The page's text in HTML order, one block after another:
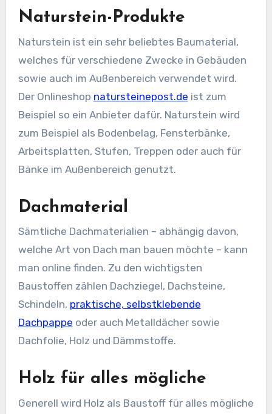
Naturstein-Produkte
Naturstein ist ein sehr beliebtes Baumaterial,
welches für verschiedene Zwecke in Gebäuden
sowie auch im Außenbereich verwendet wird.
Der Onlineshop natursteinepost.de ist zum
Beispiel so ein Anbieter dafür. Naturstein wird
zum Beispiel als Bodenbelag, Fensterbänke,
Arbeitsplatten, Stufen, Treppen oder auch für
Bänke im Außenbereich genutzt.
Dachmaterial
Sämtliche Dachmaterialien – abhängig davon,
welche Art von Dach man bauen möchte – kann
man online finden. Zu den wichtigsten
Baustoffen zählen Dachziegel, Dachsteine,
Schindeln, praktische, selbstklebende
Dachpappe oder auch Metalldächer sowie
Dachfolie, Holz und Dämmstoffe.
Holz für alles mögliche
Generell wird Holz als Baustoff für alles mögliche